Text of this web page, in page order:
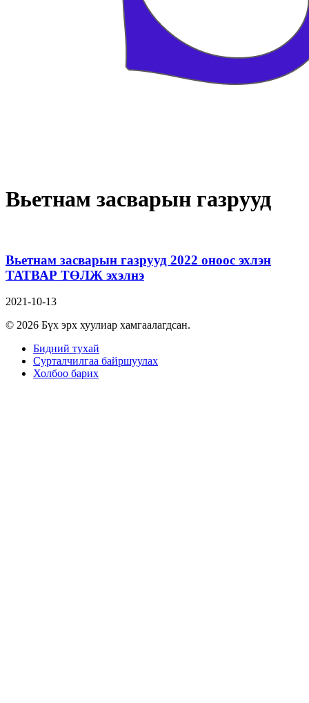
Вьетнам засварын газрууд
Вьетнам засварын газрууд 2022 оноос эхлэн
ТАТВАР ТӨЛЖ эхэлнэ
2021-10-13
© 2026 Бүх эрх хуулиар хамгаалагдсан.
Бидний тухай
Сурталчилгаа байршуулах
Холбоо барих